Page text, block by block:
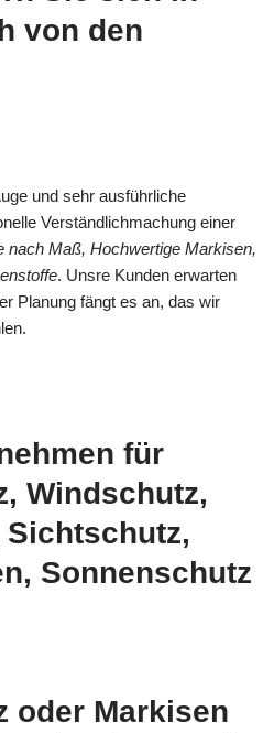
von den
und sehr ausführliche
Verständlichmachung einer
Maß, Hochwertige Markisen,
. Unsre Kunden erwarten
Planung fängt es an, das wir
für
Windschutz,
Sonnenschutz
oder Markisen